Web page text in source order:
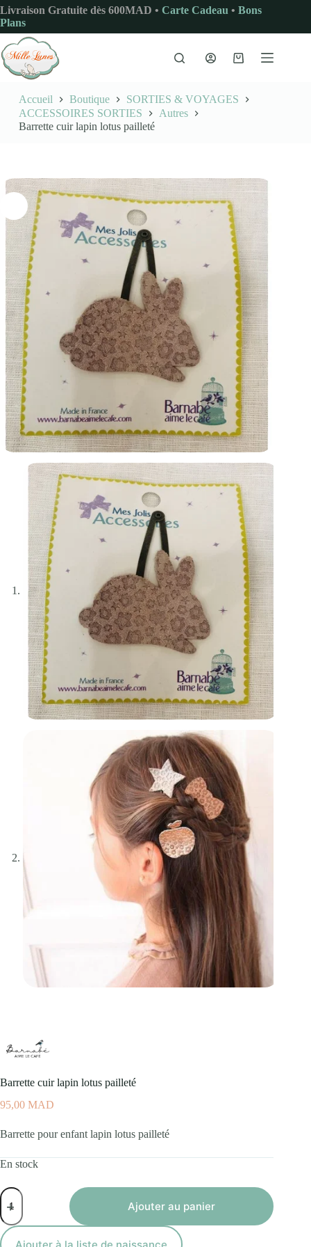
Passer
au
contenu
Livraison Gratuite dès 600MAD • Carte Cadeau • Bons
Plans
Panier
Accueil Boutique
SORTIES & VOYAGES
ACCESSOIRES SORTIES
Autres
Barrette cuir lapin lotus pailleté
Barrette cuir lapin lotus pailleté
95,00 MAD
Barrette pour enfant lapin lotus pailleté
En stock
quantité
de
Barrette
cuir
lapin
Ajouter au panier